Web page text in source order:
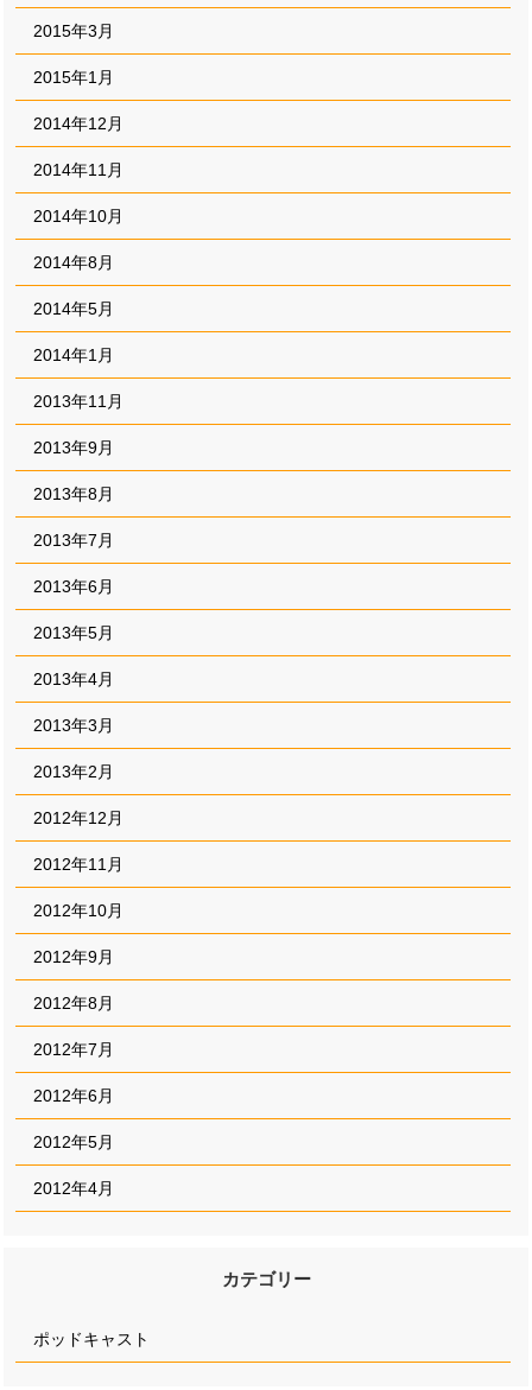
2015年3月
2015年1月
2014年12月
2014年11月
2014年10月
2014年8月
2014年5月
2014年1月
2013年11月
2013年9月
2013年8月
2013年7月
2013年6月
2013年5月
2013年4月
2013年3月
2013年2月
2012年12月
2012年11月
2012年10月
2012年9月
2012年8月
2012年7月
2012年6月
2012年5月
2012年4月
カテゴリー
ポッドキャスト